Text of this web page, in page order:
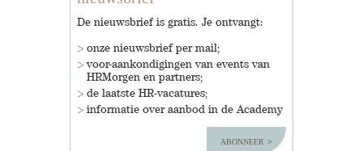
De nieuwsbrief is gratis. Je ontvangt:
onze nieuwsbrief per mail;
voor-aankondigingen van events van
HRMorgen en partners;
de laatste HR-vacatures;
informatie over aanbod in de Academy
abonneer